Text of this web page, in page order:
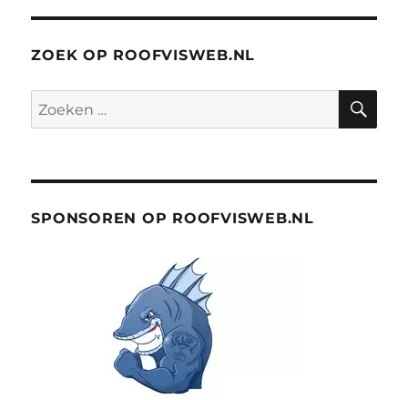
ZOEK OP ROOFVISWEB.NL
Zoeken
naar:
SPONSOREN OP ROOFVISWEB.NL